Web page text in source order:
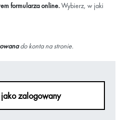
formularza online.Wybierz, w jaki
do konta na stronie.
zalogowany